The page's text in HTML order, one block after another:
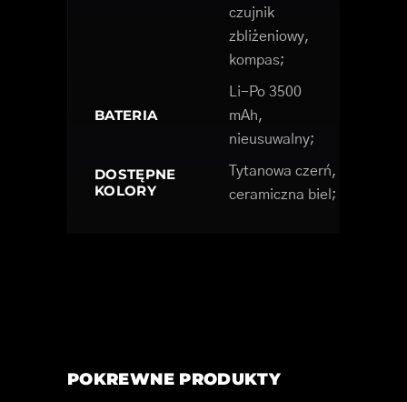
czujnik
zbliżeniowy,
kompas;
BATERIA
Li-Po 3500
mAh,
nieusuwalny;
DOSTĘPNE
KOLORY
Tytanowa czerń,
ceramiczna biel;
POKREWNE PRODUKTY